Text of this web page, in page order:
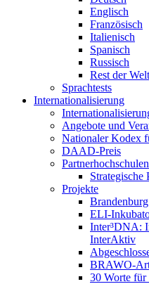
Englisch
Französisch
Italienisch
Spanisch
Russisch
Rest der Welt
Sprachtests
Internationalisierung
Angebote und
Nationaler Kodex
DAAD-Preis
Partnerhochschulen
Strategische
Projekte
ELI-
Inter³DNA:
InterAktiv
BRAWO-
30 Worte